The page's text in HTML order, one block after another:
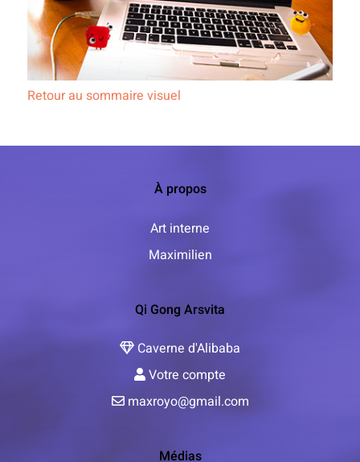
Retour au sommaire visuel
À propos
Art interne
Maximilien
Qi Gong Arsvita
Caverne d'Alibaba
Votre compte
maxroyo@gmail.com
Médias